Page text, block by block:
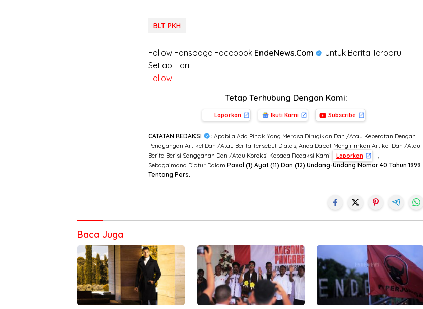
BLT PKH
Follow Fanspage Facebook EndeNews.Com
untuk Berita Terbaru
Setiap Hari
Follow
Tetap Terhubung Dengan Kami:
Laporkan Ikuti Kami Subscribe
CATATAN REDAKSI : Apabila Ada Pihak Yang Merasa Dirugikan Dan /Atau Keberatan Dengan
Penayangan Artikel Dan /Atau Berita Tersebut Diatas, Anda Dapat Mengirimkan Artikel Dan /Atau
Berita Berisi Sanggahan Dan /Atau Koreksi Kepada Redaksi Kami
Laporkan
,
Sebagaimana Diatur Dalam Pasal (1) Ayat (11) Dan (12) Undang-Undang Nomor 40 Tahun 1999
Tentang Pers.
Baca Juga